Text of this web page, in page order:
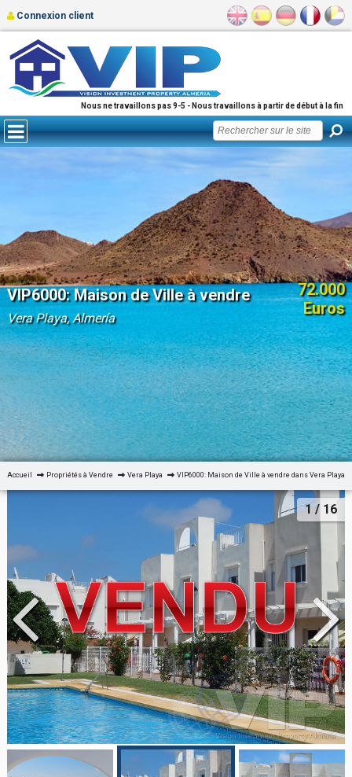
Nous ne travaillons pas 9-5 - Nous travaillons à partir de début à la fin
Connexion client
VIP6000: Maison de Ville à vendre
Vera Playa, Almería
72.000
Euros
Accueil Propriétés à Vendre Vera Playa VIP6000: Maison de Ville à vendre dans Vera Playa,
1/ 16